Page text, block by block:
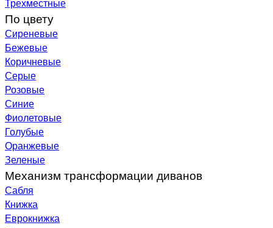
По цвету
Сиреневые
Бежевые
Коричневые
Серые
Розовые
Синие
Фиолетовые
Голубые
Оранжевые
Зеленые
Механизм трансформации диванов
Сабля
Книжка
Еврокнижка